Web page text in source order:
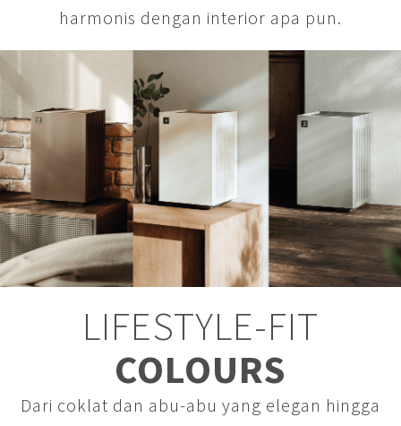
harmonis dengan interior apa pun.
LIFESTYLE-FIT
COLOURS
Dari coklat dan abu-abu yang elegan hingga